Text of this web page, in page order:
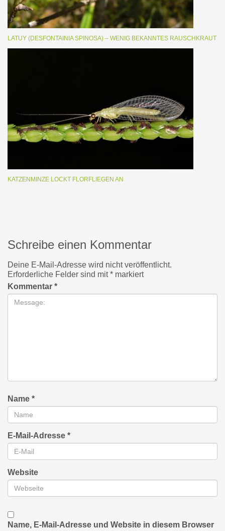
LATUY (DESFONTAINIA SPINOSA) – WENIG BEKANNTES RAUSCHKRAUT
KATZENMINZE LOCKT FLORFLIEGEN AN
Schreibe einen Kommentar
Deine E-Mail-Adresse wird nicht veröffentlicht.
Erforderliche Felder sind mit* markiert
Kommentar *
Name *
E-Mail-Adresse *
Website
Name, E-Mail-Adresse und Website in diesem Browser